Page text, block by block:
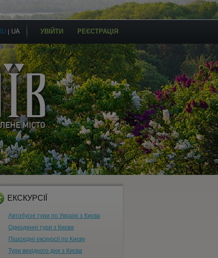
УВІЙТИ РЕЄСТРАЦІЯ
UA
ЕКСКУРСІЇ
Автобусні тури по Україні з Києва
Одноденні тури з Києва
Пішохідні екскурсії по Києву
Тури вихідного дня з Києва